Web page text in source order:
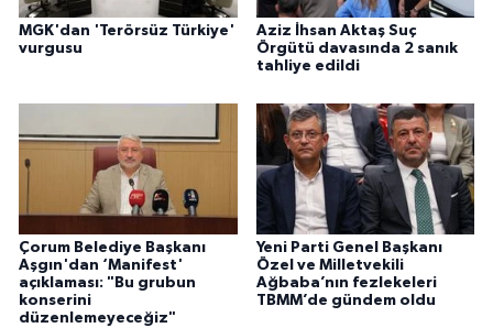
MGK'dan 'Terörsüz Türkiye'
vurgusu
Aziz İhsan Aktaş Suç
Örgütü davasında 2 sanık
tahliye edildi
Çorum Belediye Başkanı
Aşgın'dan ‘Manifest'
açıklaması: "Bu grubun
konserini
düzenlemeyeceğiz"
Yeni Parti Genel Başkanı
Özel ve Milletvekili
Ağbaba’nın fezlekeleri
TBMM’de gündem oldu